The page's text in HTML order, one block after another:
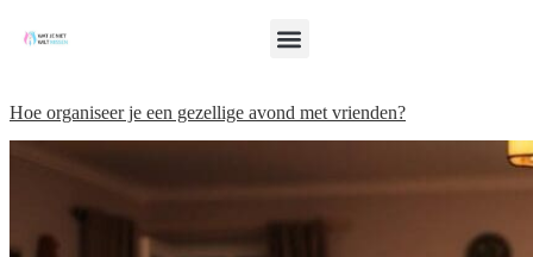
Hoe organiseer je een gezellige avond met vrienden?